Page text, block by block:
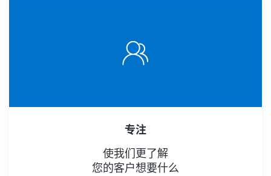
专注
使我们更了解
您的客户想要什么